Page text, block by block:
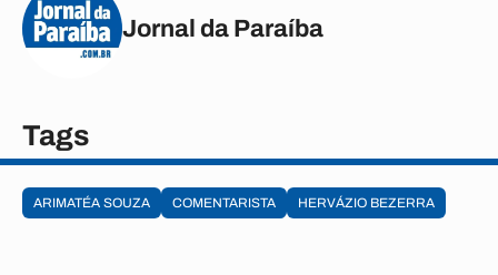
Jornal da Paraíba
Tags
ARIMATÉA SOUZA COMENTARISTA HERVÁZIO BEZERRA